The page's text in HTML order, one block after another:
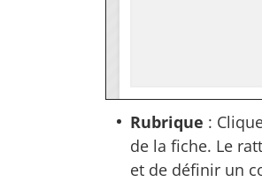
Rubrique :
de la fiche. Le
et de définir un